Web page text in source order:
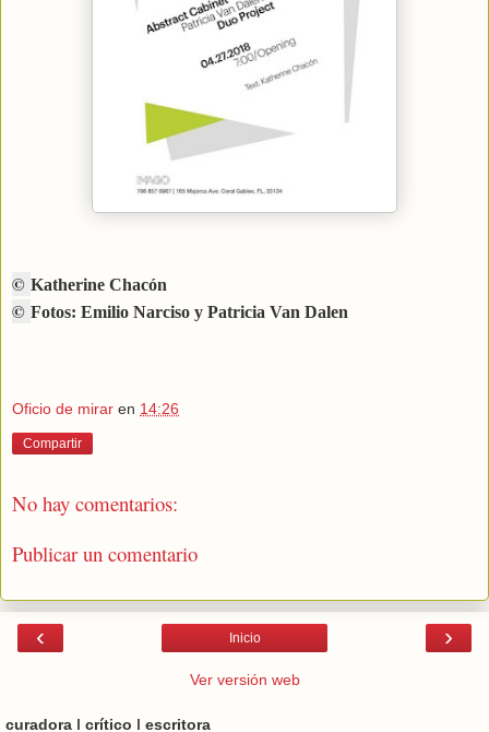
© Katherine Chacón
© Fotos: Emilio Narciso y Patricia Van Dalen
Oficio de mirar en 14:26
Compartir
No hay comentarios:
Publicar un comentario
‹ ›
Inicio
Ver versión web
curadora ǀ crítico ǀ escritora